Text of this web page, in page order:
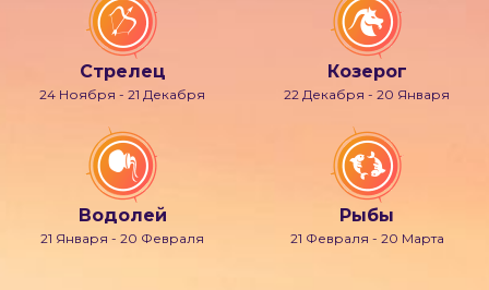
Стрелец
24 Ноября - 21 Декабря
Козерог
22 Декабря - 20 Января
Водолей
21 Января - 20 Февраля
Рыбы
21 Февраля - 20 Марта